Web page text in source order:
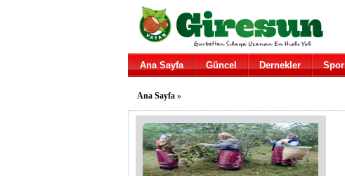
Ana Sayfa Güncel Dernekler Spor
Ana Sayfa »